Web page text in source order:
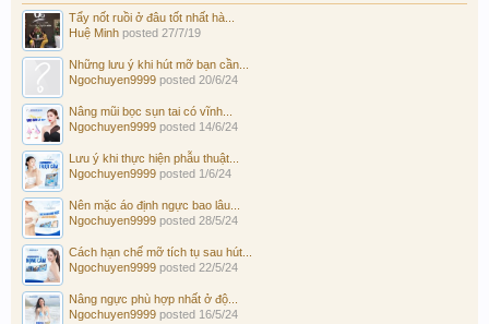
Tẩy nốt ruồi ở đâu tốt nhất hà...
Huệ Minh posted 27/7/19
Những lưu ý khi hút mỡ bạn cần...
Ngochuyen9999 posted 20/6/24
Nâng mũi bọc sụn tai có vĩnh...
Ngochuyen9999 posted 14/6/24
Lưu ý khi thực hiện phẫu thuật...
Ngochuyen9999 posted 1/6/24
Nên mặc áo định ngực bao lâu...
Ngochuyen9999 posted 28/5/24
Cách hạn chế mỡ tích tụ sau hút...
Ngochuyen9999 posted 22/5/24
Nâng ngực phù hợp nhất ở độ...
Ngochuyen9999 posted 16/5/24